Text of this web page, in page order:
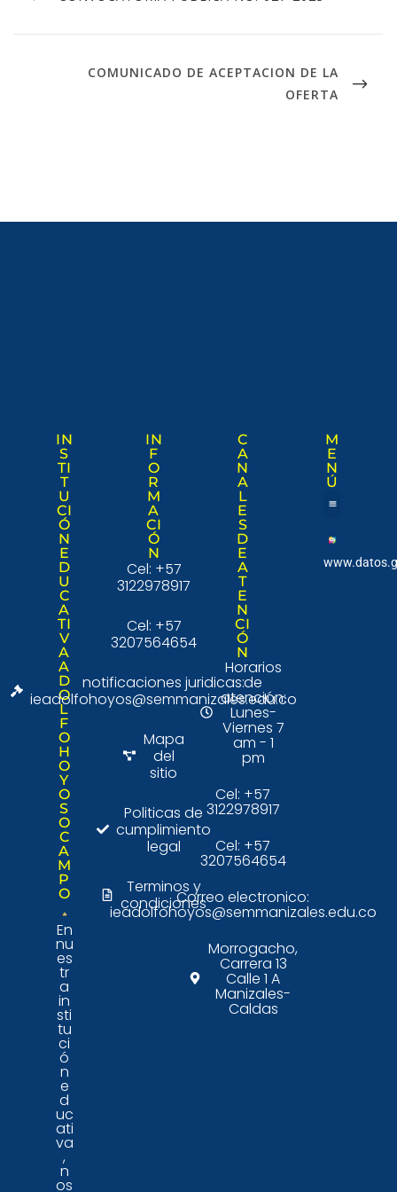
COMUNICADO DE ACEPTACION DE LA
OFERTA
IN
S
TI
T
U
CI
Ó
N
E
D
U
C
A
TI
V
A
A
D
O
L
F
O
H
O
Y
O
S
O
C
A
M
P
O
En
nu
es
tr
a
in
sti
tu
ci
ó
n
e
d
uc
ati
va
,
n
os
IN
F
O
R
M
A
CI
Ó
N
Cel: +57
3122978917
Cel: +57
3207564654
notificaciones juridicas:
ieadolfohoyos@semmanizales.edu.co
Mapa
del
sitio
Politicas de
cumplimiento
legal
Terminos y
condiciones
C
A
N
A
L
E
S
D
E
A
T
E
N
CI
Ó
N
Horarios
de
atención:
Lunes-
Viernes 7
am - 1
pm
Cel: +57
3122978917
Cel: +57
3207564654
Correo electronico:
ieadolfohoyos@semmanizales.edu.co
Morrogacho,
Carrera 13
Calle 1 A
Manizales-
Caldas
M
E
N
Ú